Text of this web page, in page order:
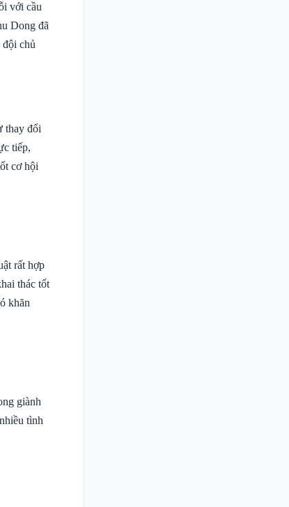
với cầu
Dong đã
chủ
thay đổi
tiếp,
cơ hội
rất hợp
thác tốt
khăn
giành
tình